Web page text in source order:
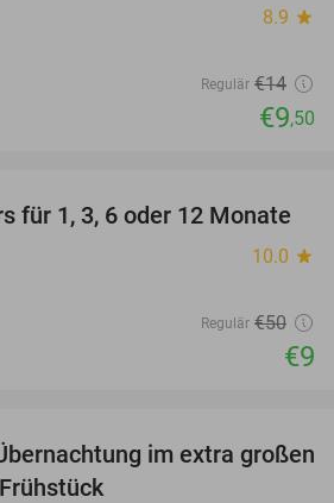
8.9 star
Regulär €14
€9,50
82%
für 1, 3, 6 oder 12 Monate
10.0 star
Regulär €50
€9
41%
im extra großen